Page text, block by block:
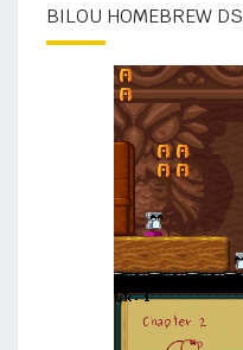
BILOU HOMEBREW DS